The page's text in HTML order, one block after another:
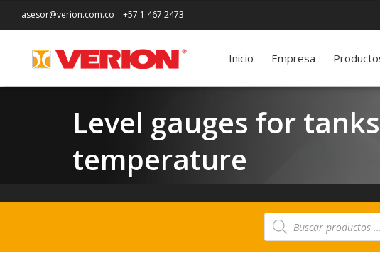
asesor@verion.com.co +57 1 467 2473
Inicio Empresa
Level gauges for
temperature
Búsqueda
de
productos